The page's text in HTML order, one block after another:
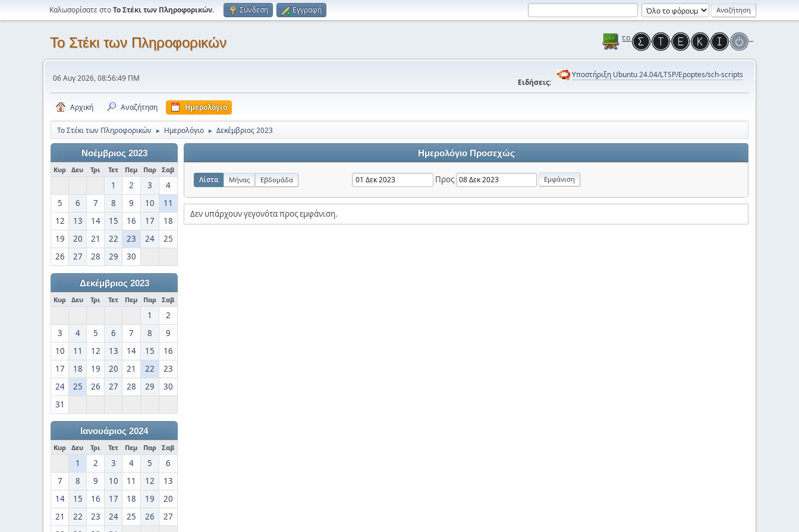
Καλωσορίσατε στοΤο Στέκι των Πληροφορικών. Σύνδεση Εγγραφή
Το Στέκι των Πληροφορικών
06 Αυγ 2026, 08:56:49 ΠΜ Ειδήσεις:
Υποστήριξη Ubuntu 24.04/LTSP/Epoptes/sch-scripts
Αρχική Αναζήτηση Ημερολόγιο
Το Στέκι των Πληροφορικών ► Ημερολόγιο ► Δεκέμβριος 2023
Νοέμβριος 2023
Κυρ Δευ Τρι Τετ Πεμ Παρ Σαβ
1 2 3
4
5
6 7 8 9 10
11
12
13 14 15 16 17
18
19
20 21 22 23 24
25
26
27 28 29 30
Δεκέμβριος 2023
Κυρ Δευ Τρι Τετ Πεμ Παρ Σαβ
1
2
3
4 5 6 7 8
9
10
11 12 13 14 15
16
17
18 19 20 21 22
23
24
25 26 27 28 29
30
31
Ιανουάριος 2024
Κυρ Δευ Τρι Τετ Πεμ Παρ Σαβ
1 2 3 4 5
6
7
8 9 10 11 12
13
14
15 16 17 18 19
20
21
22 23 24 25 26
27
Ημερολόγιο Προσεχώς
Λίστα Μήνας Εβδομάδα Προς
Δεν υπάρχουν γεγονότα προς εμφάνιση.